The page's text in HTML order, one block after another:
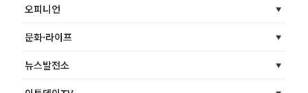
오피니언
문화·라이프
뉴스발전소